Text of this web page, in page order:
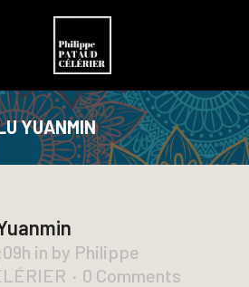
YUANMIN
in by Philippe
0 Comments